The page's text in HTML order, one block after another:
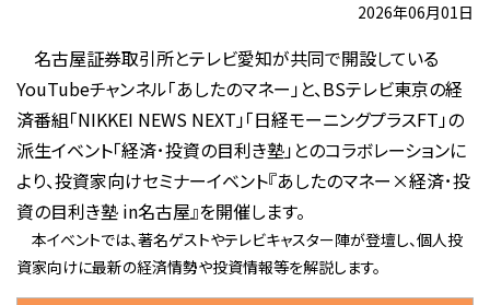
2026年06月01日
名古屋証券取引所とテレビ愛知が共同で開設している
YouTubeチャンネル「あしたのマネー」と、BSテレビ東京の経
済番組「NIKKEI NEWS NEXT」「日経モーニングプラスFT」の
派生イベント「経済･投資の目利き塾」とのコラボレーションに
より、投資家向けセミナーイベント『あしたのマネー×経済･投
資の目利き塾 in名古屋』を開催します。
本イベントでは、著名ゲストやテレビキャスター陣が登壇し、個人投
資家向けに最新の経済情勢や投資情報等を解説します。